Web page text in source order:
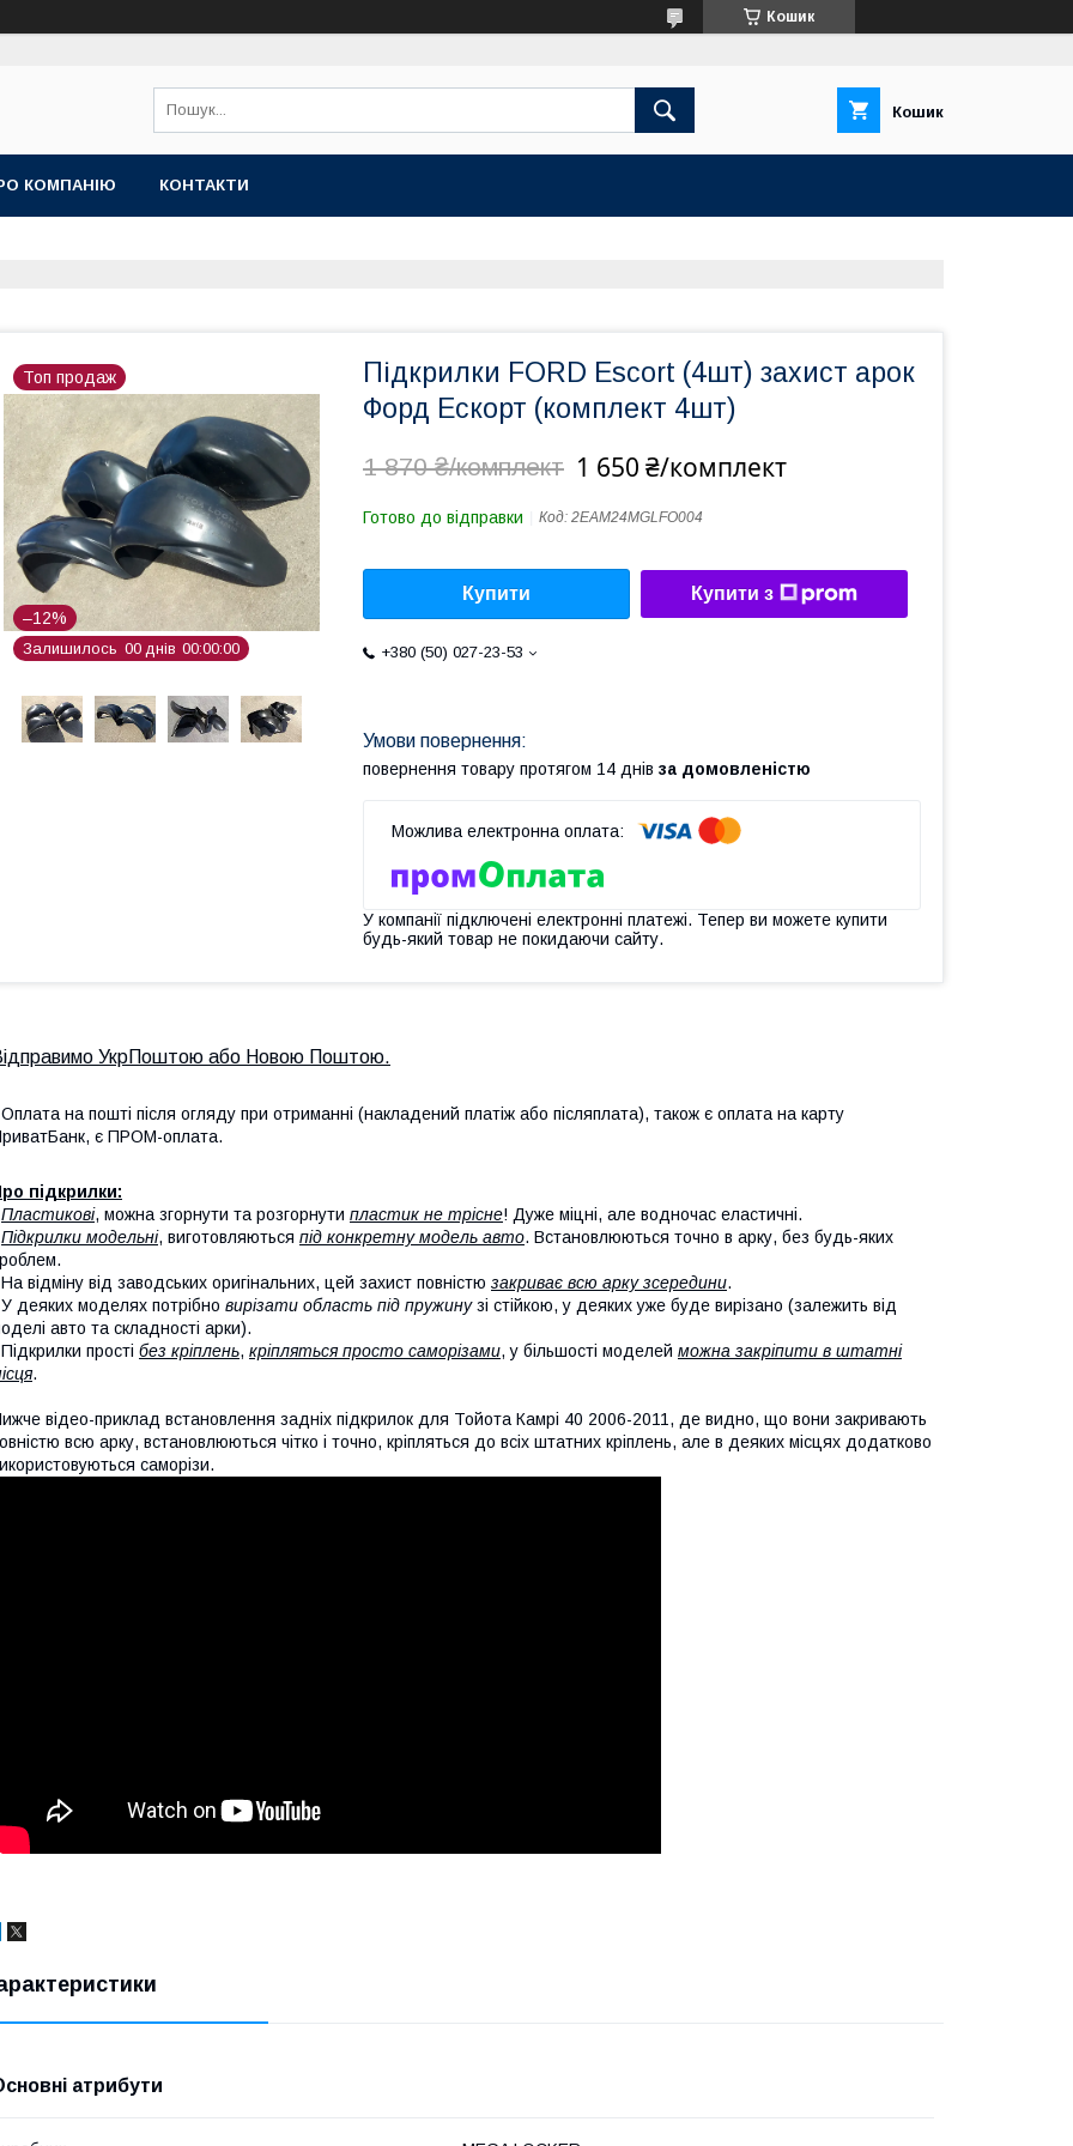
Кошик
Кошик
КОМПАНІЮ КОНТАКТИ
Топ продаж
–12%
Залишилось 00 днів 00 00 00
Підкрилки FORD Escort (4шт) захист арок
Форд Ескорт (комплект 4шт)
1 870 ₴/комплект 1 650 ₴/комплект
Готово до відправки Код: 2EAM24MGLFO004
Купити Купити з
+380 (50) 027-23-53
повернення товару протягом 14 днів за домовленістю
У компанії підключені електронні платежі. Тепер ви можете купити
будь-який товар не покидаючи сайту.
УкрПоштою або Новою Поштою.
на пошті після огляду при отриманні (накладений платіж або післяплата), також є оплата на карту
є ПРОМ-оплата.
підкрилки:
Пластикові, можна згорнути та розгорнути пластик не трісне! Дуже міцні, але водночас еластичні.
Підкрилки модельні, виготовляються під конкретну модель авто. Встановлюються точно в арку, без будь-яких
відміну від заводських оригінальних, цей захист повністю закриває всю арку зсередини.
деяких моделях потрібно вирізати область під пружинузі стійкою, у деяких уже буде вирізано (залежить від
авто та складності арки).
прості без кріплень, кріпляться просто саморізами, у більшості моделей можна закріпити в штатні
.
відео-приклад встановлення задніх підкрилок для Тойота Камрі 40 2006-2011, де видно, що вони закривають
всю арку, встановлюються чітко і точно, кріпляться до всіх штатних кріплень, але в деяких місцях додатково
саморізи.
атрибути